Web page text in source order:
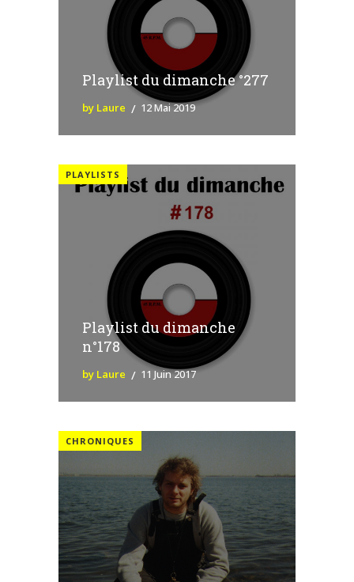
Playlist du dimanche °277
by Laure 12 Mai 2019
PLAYLISTS
Playlist du dimanche
n°178
by Laure 11 Juin 2017
CHRONIQUES